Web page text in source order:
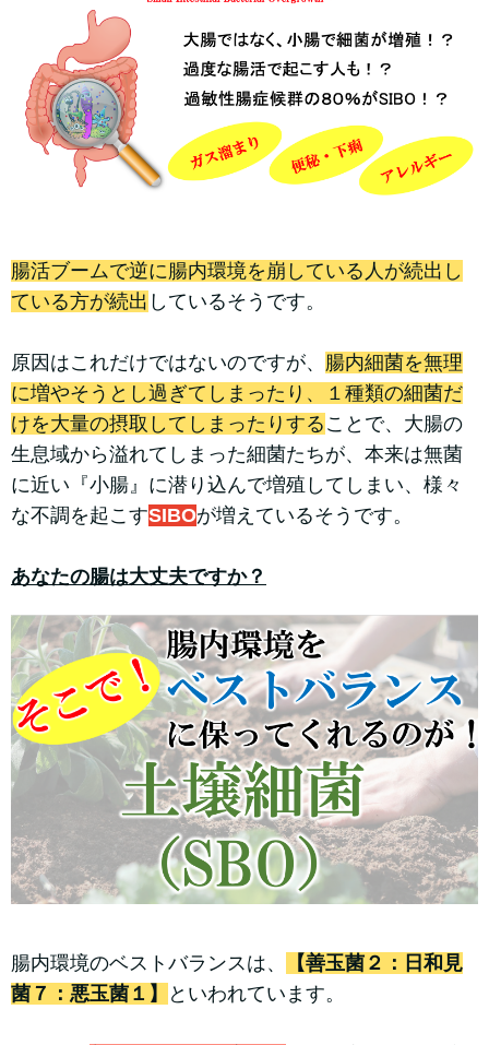
腸活ブームで逆に腸内環境を崩している人が続出し
ている方が続出 しているそうです。
原因はこれだけではないのですが、 腸内細菌を無理
に増やそうとし過ぎてしまったり、１種類の細菌だ
けを大量の摂取してしまったりする ことで、大腸の
生息域から溢れてしまった細菌たちが、本来は無菌
に近い『小腸』に潜り込んで増殖してしまい、様々
な不調を起こすSIBOが増えているそうです。
あなたの腸は大丈夫ですか？
腸内環境のベストバランスは、
【善玉菌２：日和見
菌７：悪玉菌１】
といわれています。